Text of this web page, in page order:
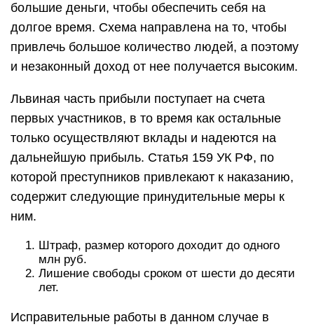
большие деньги, чтобы обеспечить себя на
долгое время. Схема направлена на то, чтобы
привлечь большое количество людей, а поэтому
и незаконный доход от нее получается высоким.
Львиная часть прибыли поступает на счета
первых участников, в то время как остальные
только осуществляют вклады и надеются на
дальнейшую прибыль. Статья 159 УК РФ, по
которой преступников привлекают к наказанию,
содержит следующие принудительные меры к
ним.
Штраф, размер которого доходит до одного
млн руб.
Лишение свободы сроком от шести до десяти
лет.
Исправительные работы в данном случае в